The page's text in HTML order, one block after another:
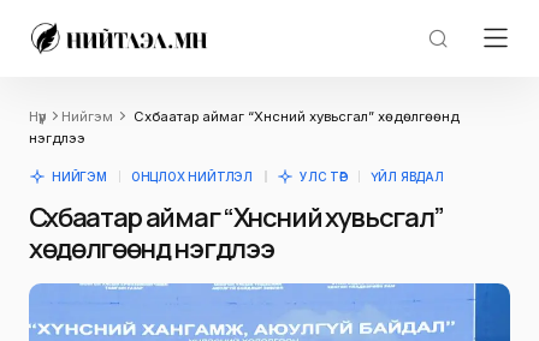
Нүүр Нийгэм
Сүхбаатар аймаг “Хүнсний хувьсгал” хөдөлгөөнд
нэгдлээ
НИЙГЭМ ОНЦЛОХ НИЙТЛЭЛ УЛС ТӨР ҮЙЛ ЯВДАЛ
Сүхбаатар аймаг “Хүнсний хувьсгал”
хөдөлгөөнд нэгдлээ